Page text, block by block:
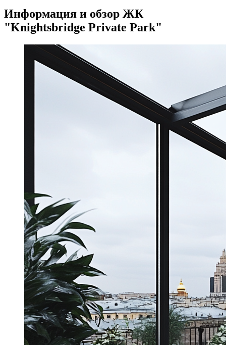
Информация и обзор ЖК
"Knightsbridge Private Park"